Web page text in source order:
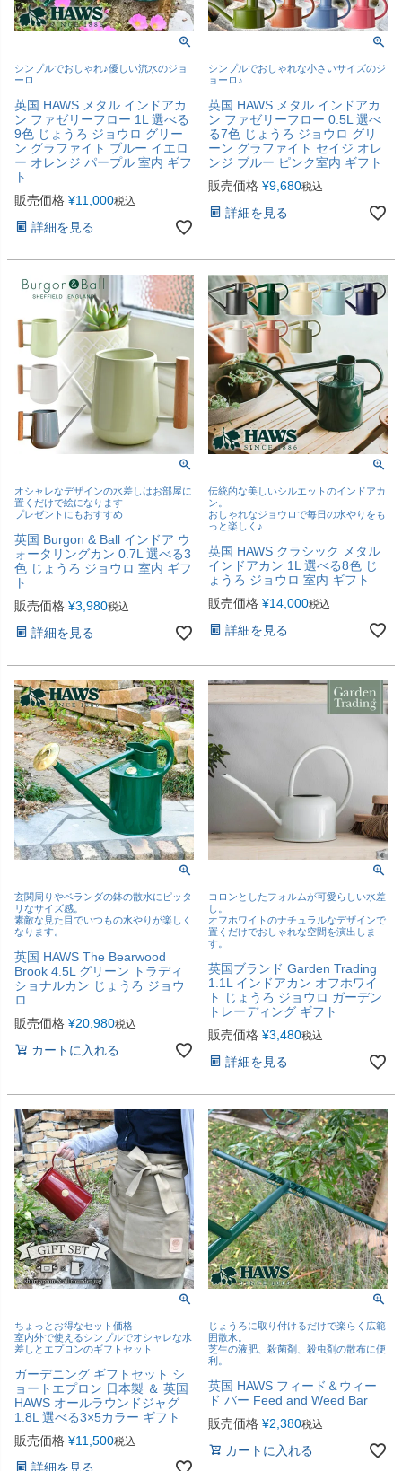
シンプルでおしゃれ♪優しい流水のジョ
ーロ
英国 HAWS メタル インドアカ
ン ファゼリーフロー 1L 選べる
9色 じょうろ ジョウロ グリー
ン グラファイト ブルー イエロ
ー オレンジ パープル 室内 ギフ
ト
販売価格 ¥11,000税込
詳細を見る
シンプルでおしゃれな小さいサイズのジ
ョーロ♪
英国 HAWS メタル インドアカ
ン ファゼリーフロー 0.5L 選べ
る7色 じょうろ ジョウロ グリ
ーン グラファイト セイジ オレ
ンジ ブルー ピンク室内 ギフト
販売価格 ¥9,680税込
詳細を見る
オシャレなデザインの水差しはお部屋に
置くだけで絵になります
プレゼントにもおすすめ
英国 Burgon & Ball インドア ウ
ォータリングカン 0.7L 選べる3
色 じょうろ ジョウロ 室内 ギフ
ト
販売価格 ¥3,980税込
詳細を見る
伝統的な美しいシルエットのインドアカ
ン。
おしゃれなジョウロで毎日の水やりをも
っと楽しく♪
英国 HAWS クラシック メタル
インドアカン 1L 選べる8色 じ
ょうろ ジョウロ 室内 ギフト
販売価格 ¥14,000税込
詳細を見る
玄関周りやベランダの鉢の散水にピッタ
リなサイズ感。
素敵な見た目でいつもの水やりが楽しく
なります。
英国 HAWS The Bearwood
Brook 4.5L グリーン トラディ
ショナルカン じょうろ ジョウ
ロ
販売価格 ¥20,980税込
カートに入れる
コロンとしたフォルムが可愛らしい水差
し。
オフホワイトのナチュラルなデザインで
置くだけでおしゃれな空間を演出しま
す。
英国ブランド Garden Trading
1.1L インドアカン オフホワイ
ト じょうろ ジョウロ ガーデン
トレーディング ギフト
販売価格 ¥3,480税込
詳細を見る
ちょっとお得なセット価格
室内外で使えるシンプルでオシャレな水
差しとエプロンのギフトセット
ガーデニング ギフトセット シ
ョートエプロン 日本製 ＆ 英国
HAWS オールラウンドジャグ
1.8L 選べる3×5カラー ギフト
販売価格 ¥11,500税込
詳細を見る
じょうろに取り付けるだけで楽らく広範
囲散水。
芝生の液肥、殺菌剤、殺虫剤の散布に便
利。
英国 HAWS フィード＆ウィー
ド バー Feed and Weed Bar
販売価格 ¥2,380税込
カートに入れる